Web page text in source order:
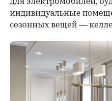
индивидуальные
сезонных вещей —